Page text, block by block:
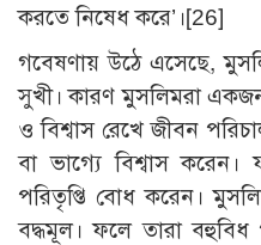
করতে নিষেধ করে’।[26]
গবেষণায় উঠে এসেছে,
সুখী। কারণ মুসলিমরা একজন
ও বিশ্বাস রেখে জীবন
বা ভাগ্যে বিশ্বাস করেন।
পরিতৃপ্তি বোধ করেন।
বদ্ধমূল। ফলে তারা বহুবিধ